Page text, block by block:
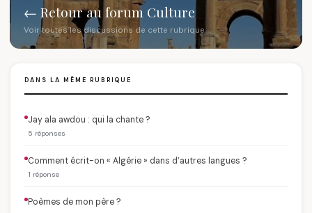
← Retour au forum Culture
Voir toutes les discussions de cette rubrique
DANS LA MÊME RUBRIQUE
Jay ala awdou : qui la chante ?
5 réponses
Comment écrit-on « Algérie » dans d’autres langues ?
1 réponse
Poèmes de mon père ?